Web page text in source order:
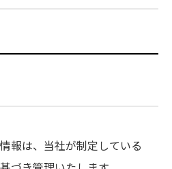
報は、当社が制定している